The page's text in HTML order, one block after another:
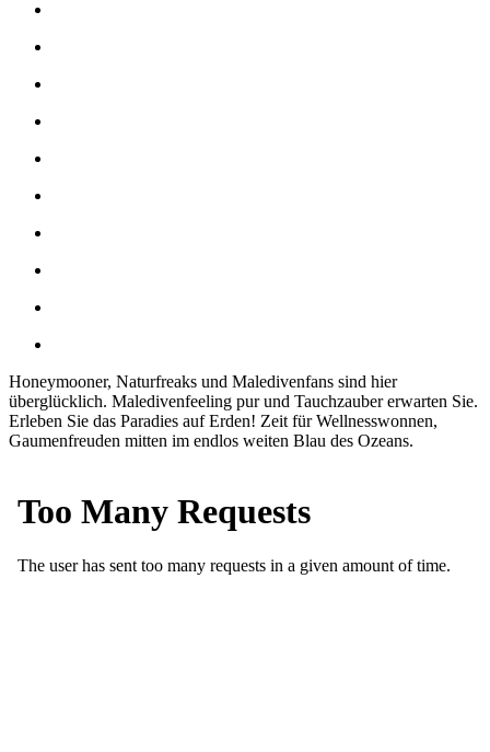
Honeymooner, Naturfreaks und Maledivenfans sind hier
überglücklich. Maledivenfeeling pur und Tauchzauber erwarten Sie.
Erleben Sie das Paradies auf Erden! Zeit für Wellnesswonnen,
Gaumenfreuden mitten im endlos weiten Blau des Ozeans.